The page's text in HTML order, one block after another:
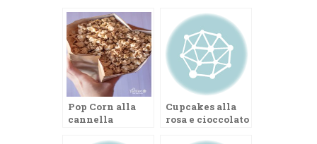
Pop Corn alla
cannella
Cupcakes alla
rosa e cioccolato